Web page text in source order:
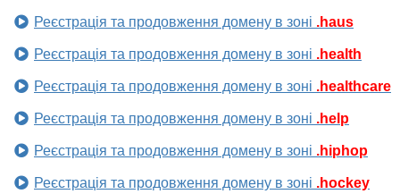
Реєстрація та продовження домену в зоні .haus
Реєстрація та продовження домену в зоні .health
Реєстрація та продовження домену в зоні .healthcare
Реєстрація та продовження домену в зоні .help
Реєстрація та продовження домену в зоні .hiphop
Реєстрація та продовження домену в зоні .hockey